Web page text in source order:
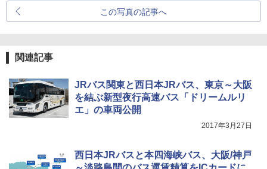
この写真の記事へ
関連記事
JRバス関東と西日本JRバス、東京～大阪
を結ぶ新型夜行高速バス「ドリームルリ
エ」の車両公開
2017年3月27日
西日本JRバスと本四海峡バス、大阪/神戸